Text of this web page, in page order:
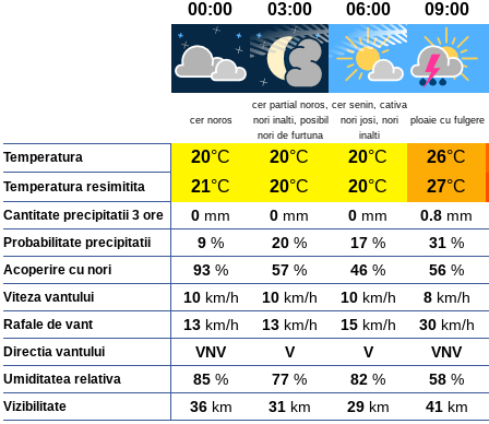
00:00 03:00 06:00 09:00
cer noros
cer partial noros,
nori inalti, posibil
nori de furtuna
cer senin, cativa
nori josi, nori
inalti
ploaie cu fulgere
Temperatura 20°C 20°C 20°C 26°C
Temperatura resimitita 21°C 20°C 20°C 27°C
Cantitate precipitatii 3 ore 0 mm 0 mm 0 mm 0.8 mm
Probabilitate precipitatii 9 % 20 % 17 % 31 %
Acoperire cu nori 93 % 57 % 46 % 56 %
Viteza vantului 10km/h 10km/h 10km/h 8km/h
Rafale de vant 13km/h 13km/h 15km/h 30km/h
Directia vantului VNV V V VNV
Umiditatea relativa 85 % 77 % 82 % 58 %
Vizibilitate 36km 31km 29km 41km